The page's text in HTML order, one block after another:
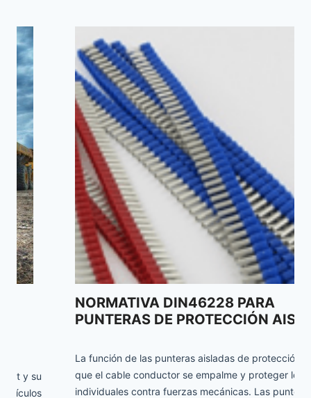
NORMATIVA DIN46228 PARA
PUNTERAS DE PROTECCIÓN AISLADAS
La función de las punteras aisladas de protección es evitar
que el cable conductor se empalme y proteger los hilos
individuales contra fuerzas mecánicas. Las punteras de